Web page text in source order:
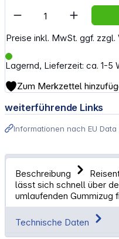
Preise inkl. MwSt. ggf.
Lagernd, Lieferzeit: ca. 1-5
Artikel Anzahl:
Zum Merkzettel
weiterführende Links
Informationen nach EU Data
Beschreibung
lässt sich schnell über
umlaufenden Gummizug
Technische Daten